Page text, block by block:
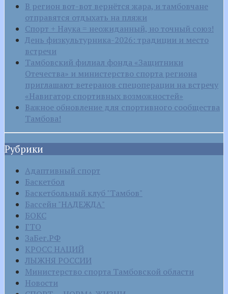
В регион вот-вот вернётся жара, и тамбовчане
отправятся отдыхать на пляжи
Спорт + Наука = неожиданный, но точный союз!
День физкультурника-2026: традиции и место
встречи
Тамбовский филиал фонда «Защитники
Отечества» и министерство спорта региона
приглашают ветеранов спецоперации на встречу
«Навигатор спортивных возможностей»
Важное обновление для спортивного сообщества
Тамбова!
Рубрики
Адаптивный спорт
Баскетбол
Баскетбольный клуб "Тамбов"
Бассейн "НАДЕЖДА"
БОКС
ГТО
ЗаБег.РФ
КРОСС НАЦИЙ
ЛЫЖНЯ РОССИИ
Министерство спорта Тамбовской области
Новости